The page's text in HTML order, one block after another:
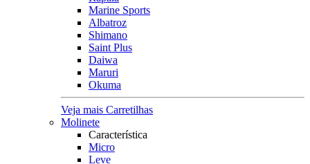
Marine Sports
Albatroz
Shimano
Saint Plus
Daiwa
Maruri
Okuma
Veja mais Carretilhas
Molinete
Característica
Micro
Leve